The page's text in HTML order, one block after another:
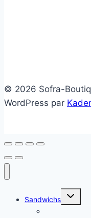
© 2026 Sofra-
WordPress par
Sandwichs
Ouvrir/